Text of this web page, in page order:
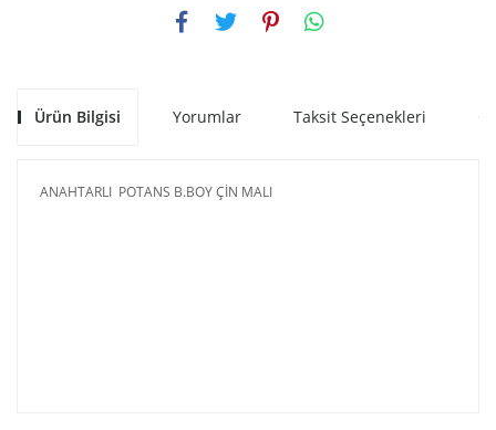
Ürün Bilgisi Yorumlar Taksit Seçenekleri
ANAHTARLI POTANS B.BOY ÇİN MALI